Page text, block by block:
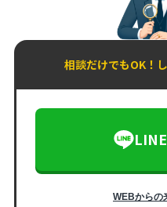
相談だけでもOK！
WEBからの